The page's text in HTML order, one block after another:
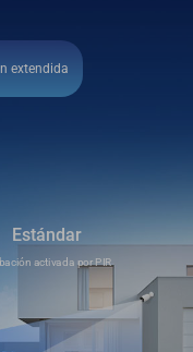
extendida
Estándar
activada por PIR